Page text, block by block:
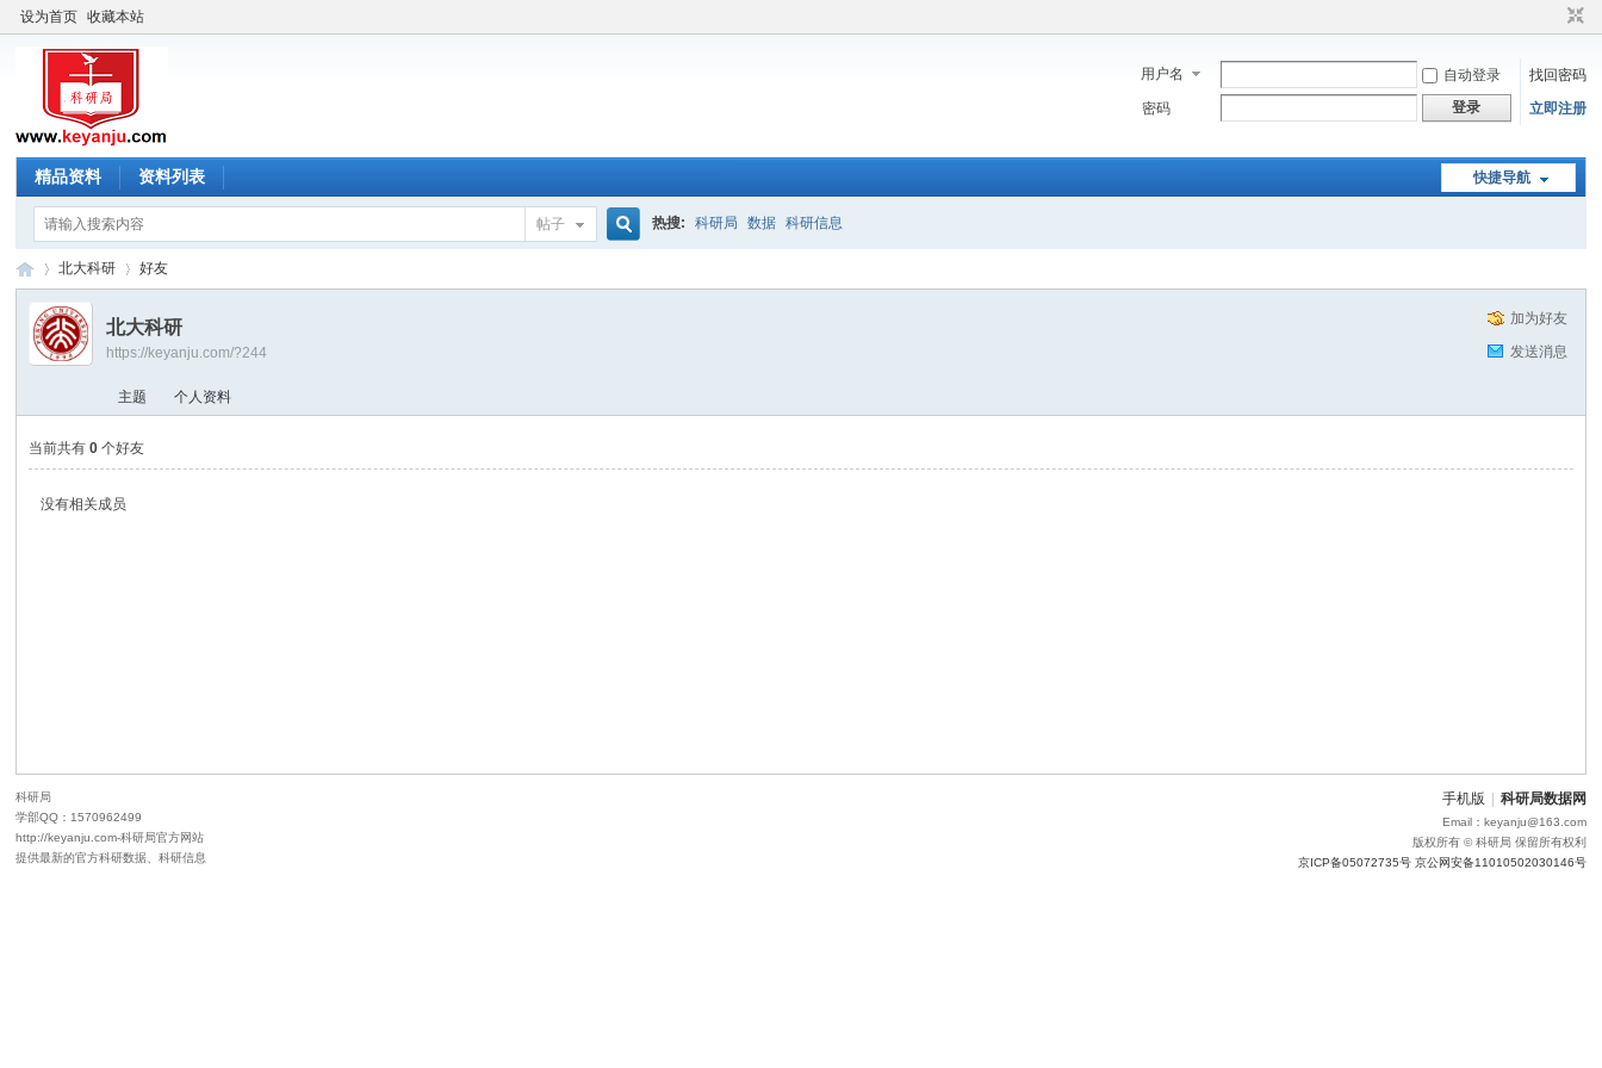
设为首页 收藏本站
用户名 自动登录
找回密码
密码
登录 立即注册
快捷导航
精品资料 资料列表
帖子 热搜: 科研局 数据 科研信息
局
›
北大科研 好友
加为好友
发送消息
北大科研
https://keyanju.com/?244
主题 个人资料
当前共有0 个好友
没有相关成员
手机版 科研局数据网
Email：keyanju@163.com
版权所有 © 科研局 保留所有权利
京ICP备05072735号 京公网安备11010502030146号
科研局
学部QQ：1570962499
http://keyanju.com-科研局官方网站
提供最新的官方科研数据、科研信息